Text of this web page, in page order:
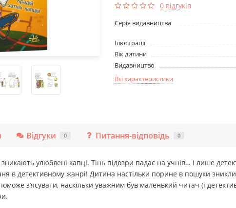
0 відгуків
Серія видавництва
Ілюстрації
Вік дитини
Видавництво
Всі характеристики
Відгуки 0 Питання-відповідь 0
улюблені капці. Тінь підозри падає на учнів… І лише
в детективному жанрі! Дитина настільки порине в пошуки
з’ясувати, наскільки уважним був маленький читач (і